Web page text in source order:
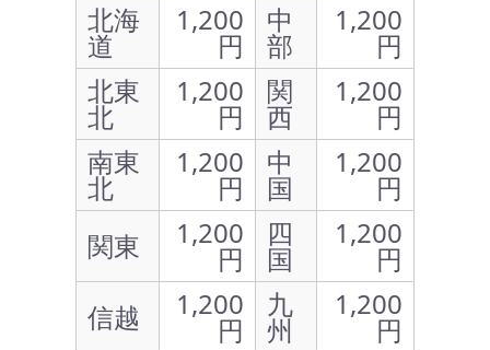
北海
道
1,200
円
中
部
1,200
円
北東
北
1,200
円
関
西
1,200
円
南東
北
1,200
円
中
国
1,200
円
関東
1,200
円
四
国
1,200
円
信越
1,200
円
九
州
1,200
円